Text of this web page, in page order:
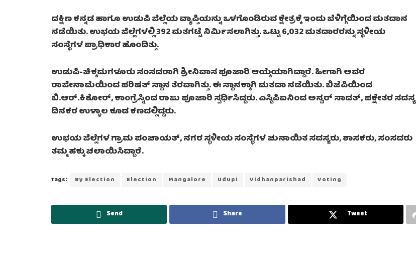
ದಕ್ಷಿಣ ಕನ್ನಡ ಹಾಗೂ ಉಡುಪಿ ಜಿಲ್ಲೆಯ ವ್ಯಾಪ್ತಿಯನ್ನು ಒಳಗೊಂಡಿರುವ ಕ್ಷೇತ್ರಕ್ಕೆ ಇಂದು ಬೆಳಿಗ್ಗೆಯಿಂದ ಮತದಾನ
ನಡೆಯಿತು. ಉಭಯ ಜಿಲ್ಲೆಗಳಲ್ಲಿ 392 ಮತಗಟ್ಟೆ ನಿರ್ಮಿಸಲಾಗಿತ್ತು. ಒಟ್ಟು 6,032 ಮತದಾರರನ್ನು ಸ್ಥಳೀಯ
ಸಂಸ್ಥೆಗಳ ಪ್ರಾಧಿಕಾರ ಹೊಂದಿತ್ತು.
ಉಡುಪಿ-ಚಿಕ್ಕಮಗಳೂರು ಸಂಸದರಾಗಿ ಶ್ರೀನಿವಾಸ ಪೂಜಾರಿ ಆಯ್ಕೆಯಾಗಿದ್ದಾರೆ. ಹೀಗಾಗಿ ಅವರ
ರಾಜೀನಾಮೆಯಿಂದ ಪರಿಷತ್ ಸ್ಥಾನ ತೆರವಾಗಿತ್ತು. ಈ ಸ್ಥಾನಕ್ಕಾಗಿ ಮತದಾ ನಡೆಯಿತು. ಬಿಜೆಪಿಯಿಂದ
ಬಿ.ಆರ್.ಕಿಶೋರ್, ಕಾಂಗ್ರೆಸ್ನಿಂದ ರಾಜು ಪೂಜಾರಿ ಸ್ಪರ್ಧಿಸಿದ್ದರು. ಎಸ್ಡಿಪಿಐನಿಂದ ಅನ್ವರ್ ಸಾದತ್, ಪಕ್ಷೇತರ ಸದಸ್ಯ
ದಿನಕರ ಉಳ್ಳಾಲ ಕೂಡ ಕಣದಲ್ಲಿದ್ದರು.
ಉಭಯ ಜಿಲ್ಲೆಗಳ ಗ್ರಾಮ ಪಂಚಾಯತ್, ನಗರ ಸ್ಥಳೀಯ ಸಂಸ್ಥೆಗಳ ಚುನಾಯಿತ ಸದಸ್ಯರು, ಶಾಸಕರು, ಸಂಸದರು
ತಮ್ಮ ಹಕ್ಕು ಚಲಾಯಿಸಿದ್ದಾರೆ.
Tags: By Election Election Mangalore Udupi Vidhanparishad Voting
Send Share Tweet